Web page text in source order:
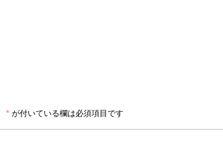
* が付いている欄は必須項目です